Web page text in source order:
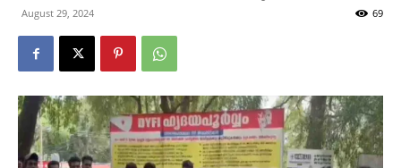
August 29, 2024 69